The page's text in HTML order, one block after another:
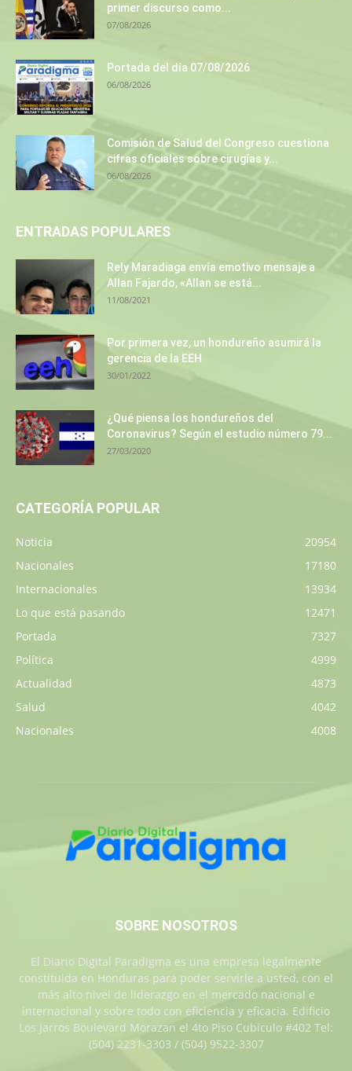
primer discurso como...
07/08/2026
Portada del día 07/08/2026
06/08/2026
Comisión de Salud del Congreso cuestiona
cifras oficiales sobre cirugías y...
06/08/2026
ENTRADAS POPULARES
Rely Maradiaga envía emotivo mensaje a
Allan Fajardo, «Allan se está...
11/08/2021
Por primera vez, un hondureño asumirá la
gerencia de la EEH
30/01/2022
¿Qué piensa los hondureños del
Coronavirus? Según el estudio número 79...
27/03/2020
CATEGORÍA POPULAR
Noticia
20954
Nacionales
17180
Internacionales
13934
Lo que está pasando
12471
Portada
7327
Política
4999
Actualidad
4873
Salud
4042
Nacionales
4008
SOBRE NOSOTROS
El Diario Digital Paradigma es una empresa legalmente
constituida en Honduras para poder servirle a usted, con el
más alto nivel de liderazgo en el mercado nacional e
internacional y sobre todo con eficiencia y eficacia. Edificio
Los Jarros Boulevard Morazan el 4to Piso Cubiculo #402 Tel:
(504) 2231-3303 / (504) 9522-3307